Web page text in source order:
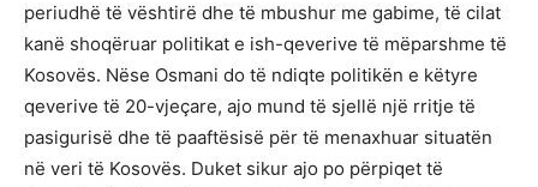
periudhë të vështirë dhe të mbushur me gabime, të cilat
kanë shoqëruar politikat e ish-qeverive të mëparshme të
Kosovës. Nëse Osmani do të ndiqte politikën e këtyre
qeverive të 20-vjeçare, ajo mund të sjellë një rritje të
pasigurisë dhe të paaftësisë për të menaxhuar situatën
në veri të Kosovës. Duket sikur ajo po përpiqet të